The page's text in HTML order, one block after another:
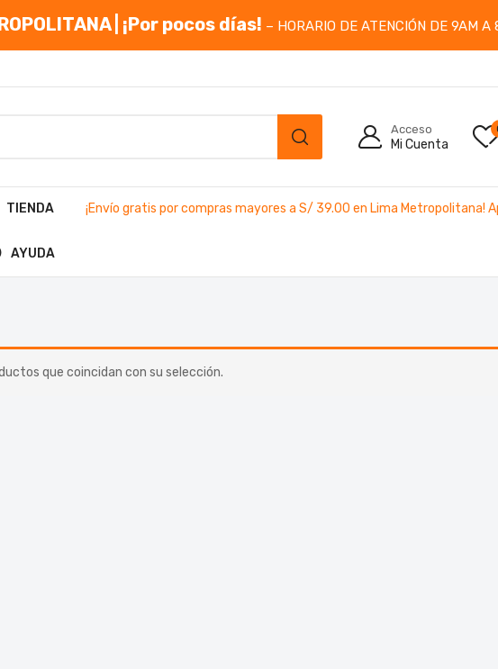
| ¡Por pocos días! – HORARIO DE ATENCIÓN DE 9AM A
Acceso
Mi Cuenta
TIENDA
AYUDA
¡Envío gratis por compras mayores a S/ 39.00 en Lima Metropolitana!
que coincidan con su selección.